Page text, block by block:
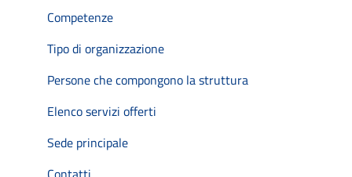
Competenze
Tipo di organizzazione
Persone che compongono la struttura
Elenco servizi offerti
Sede principale